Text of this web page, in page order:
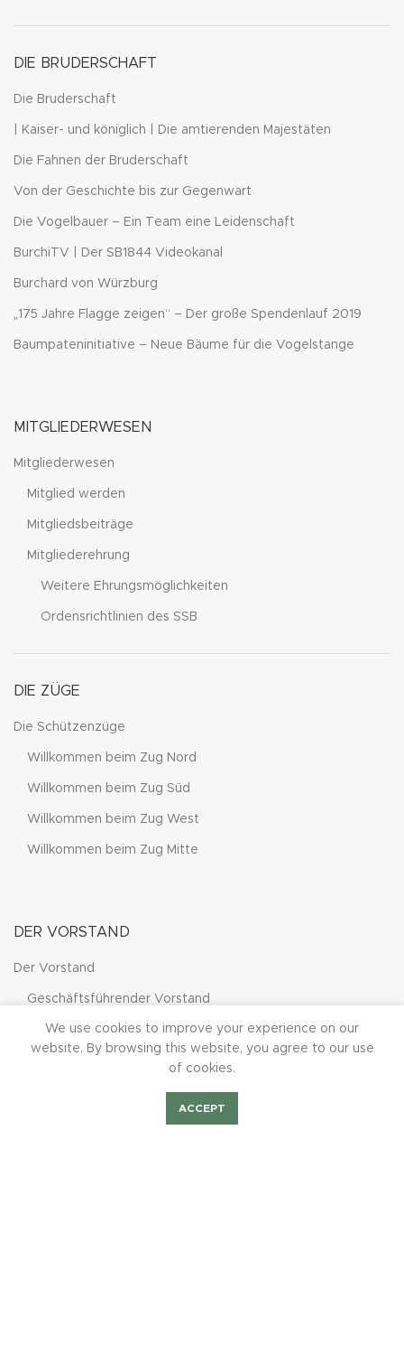
DIE BRUDERSCHAFT
Die Bruderschaft
| Kaiser- und königlich | Die amtierenden Majestäten
Die Fahnen der Bruderschaft
Von der Geschichte bis zur Gegenwart
Die Vogelbauer – Ein Team eine Leidenschaft
BurchiTV | Der SB1844 Videokanal
Burchard von Würzburg
„175 Jahre Flagge zeigen“ – Der große Spendenlauf 2019
Baumpateninitiative – Neue Bäume für die Vogelstange
MITGLIEDERWESEN
Mitgliederwesen
Mitglied werden
Mitgliedsbeiträge
Mitgliederehrung
Weitere Ehrungsmöglichkeiten
Ordensrichtlinien des SSB
DIE ZÜGE
Die Schützenzüge
Willkommen beim Zug Nord
Willkommen beim Zug Süd
Willkommen beim Zug West
Willkommen beim Zug Mitte
DER VORSTAND
Der Vorstand
Geschäftsführender Vorstand
Erweiterter Vorstand
We use cookies to improve your experience on our
website. By browsing this website, you agree to our use
of cookies.
ACCEPT
Bilder Fest2023 Mieten/Feiern